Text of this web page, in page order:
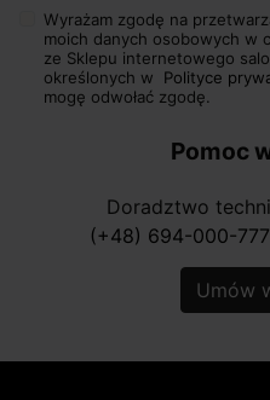
Wyrażam zgodę na
moich danych osobowych w
ze Sklepu internetowego
określonych w Polityce
mogę odwołać zgodę.
Pomoc
Doradztwo
(+48) 694-000-777
Umów